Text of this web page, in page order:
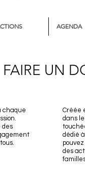
AGENDA
FAIRE UN
Créée
dans
dédié
des
chaque
des